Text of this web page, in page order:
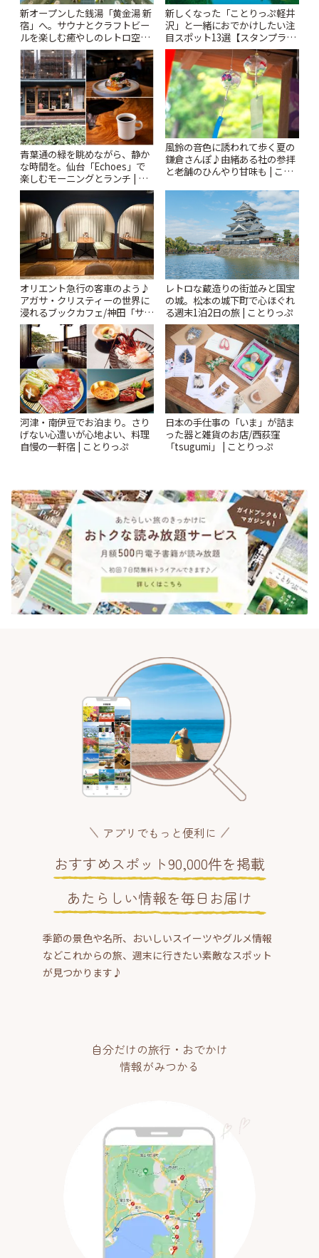
新オープンした銭湯「黄金湯 新
宿」へ。サウナとクラフトビー
ルを楽しむ癒やしのレトロ空間
| ことりっぷ
新しくなった「ことりっぷ軽井
沢」と一緒におでかけしたい注
目スポット13選【スタンプラリ
ー開催中】 | ことりっぷ
青葉通の緑を眺めながら、静か
な時間を。仙台「Echoes」で
楽しむモーニングとランチ | こ
とりっぷ
風鈴の音色に誘われて歩く夏の
鎌倉さんぽ♪由緒ある社の参拝
と老舗のひんやり甘味も | こと
オリエント急行の客車のよう♪
アガサ・クリスティーの世界に
浸れるブックカフェ/神田「サロ
ンクリスティ」 | ことりっぷ
レトロな蔵造りの街並みと国宝
の城。松本の城下町で心ほぐれ
る週末1泊2日の旅 | ことりっぷ
河津・南伊豆でお泊まり。さり
げない心遣いが心地よい、料理
自慢の一軒宿 | ことりっぷ
日本の手仕事の「いま」が詰ま
った器と雑貨のお店/西荻窪
「tsugumi」 | ことりっぷ
アプリでもっと便利に
おすすめスポット90,000件を掲載
あたらしい情報を毎日お届け
季節の景色や名所、おいしいスイーツやグルメ情報
などこれからの旅、週末に行きたい素敵なスポット
が見つかります♪
自分だけの旅行・おでかけ
情報がみつかる